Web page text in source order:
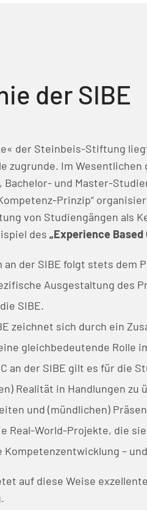
der SIBE
der Steinbeis-Stiftung
zugrunde. Im
und Master-
Prinzip“
von Studiengängen als
des „Experience Based
der SIBE folgt stets dem
Ausgestaltung des
SIBE.
zeichnet sich durch ein
gleichbedeutende Rolle
an der SIBE gilt es für
Realität in Handlungen zu
und (mündlichen)
Real-World-Projekte, die
Kompetenzentwicklung –
auf diese Weise